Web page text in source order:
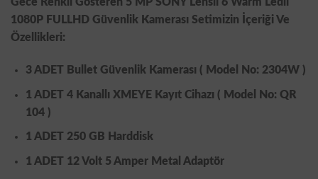
Gece Renkli Gösteren 5 MP SONY Lensli 6 Warm Ledli
1080P FULLHD Güvenlik Kamerası Setimizin İçeriği Ve
Özellikleri:
3 ADET Bullet Güvenlik Kamerası ( Model No: 2304W )
1 ADET 4 Kanallı XMEYE Kayıt Cihazı ( Model No: QR
104 )
1 ADET 250 GB Harddisk
1 ADET 12 Volt 5 Amper Metal Adaptör